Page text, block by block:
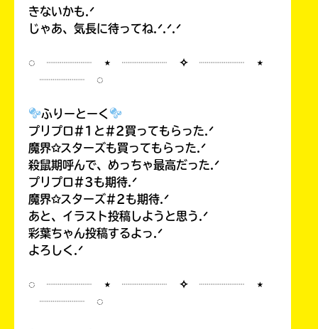
きないかも.ᐟ
じゃあ、気長に待ってね.ᐟ.ᐟ.ᐟ
◌ ┈┈┈┈ ⋆ ┈┈┈┈ ✧ ┈┈┈┈ ⋆
┈┈┈┈ ◌
ふりーとーく
プリプロ#1と#2買ってもらった.ᐟ
魔界✩スターズも買ってもらった.ᐟ
殺鼠期呼んで、めっちゃ最高だった.ᐟ
プリプロ#3も期待.ᐟ
魔界✩スターズ#2も期待.ᐟ
あと、イラスト投稿しようと思う.ᐟ
彩葉ちゃん投稿するよっ.ᐟ
よろしく.ᐟ
◌ ┈┈┈┈ ⋆ ┈┈┈┈ ✧ ┈┈┈┈ ⋆
┈┈┈┈ ◌